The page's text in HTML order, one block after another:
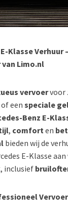
Klasse Verhuur
Limo.nl
vervoervoor
een speciale
Benz E-
, comforten
bieden wij de
E-Klasse
, inclusief